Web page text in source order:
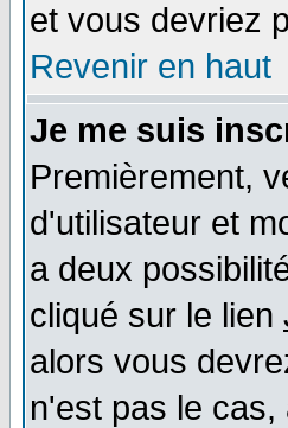
et vous devriez
Revenir en haut
Je me suis
Premièrement,
d'utilisateur et
a deux
cliqué sur le lien
alors vous
n'est pas le